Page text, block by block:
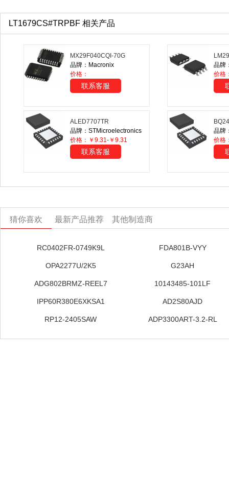
LT1679CS#TRPBF 相关产品
MX29F040CQI-70G
品牌：Macronix
价格：
联系客服
品牌
价格
ALED7707TR
品牌：STMicroelectronics
价格：￥9.31-￥9.31
联系客服
品牌
价格
猜你喜欢 最新产品推荐 其他制造商
RC0402FR-0749K9L FDA801B-VYY
OPA2277U/2K5 G23AH
ADG802BRMZ-REEL7 10143485-101LF
IPP60R380E6XKSA1 AD2S80AJD
RP12-2405SAW ADP3300ART-3.2-RL